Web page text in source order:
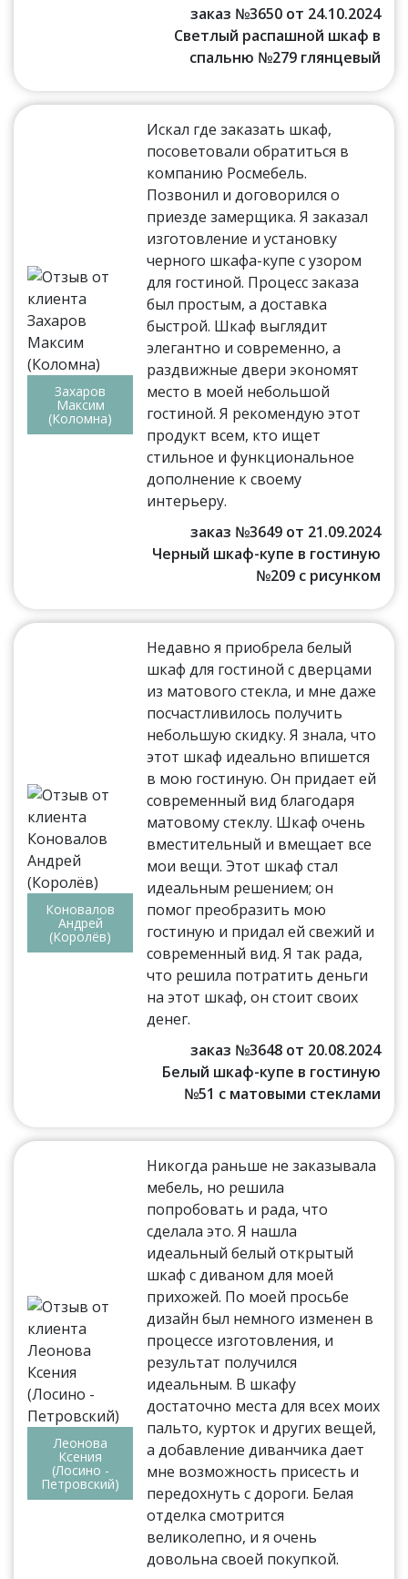
заказ №3650 от 24.10.2024
Светлый распашной шкаф в
спальню №279 глянцевый
Захаров
Максим
(Коломна)
Искал где заказать шкаф,
посоветовали обратиться в
компанию Росмебель.
Позвонил и договорился о
приезде замерщика. Я заказал
изготовление и установку
черного шкафа-купе с узором
для гостиной. Процесс заказа
был простым, а доставка
быстрой. Шкаф выглядит
элегантно и современно, а
раздвижные двери экономят
место в моей небольшой
гостиной. Я рекомендую этот
продукт всем, кто ищет
стильное и функциональное
дополнение к своему
интерьеру.
заказ №3649 от 21.09.2024
Черный шкаф-купе в гостиную
№209 с рисунком
Коновалов
Андрей
(Королёв)
Недавно я приобрела белый
шкаф для гостиной с дверцами
из матового стекла, и мне даже
посчастливилось получить
небольшую скидку. Я знала, что
этот шкаф идеально впишется
в мою гостиную. Он придает ей
современный вид благодаря
матовому стеклу. Шкаф очень
вместительный и вмещает все
мои вещи. Этот шкаф стал
идеальным решением; он
помог преобразить мою
гостиную и придал ей свежий и
современный вид. Я так рада,
что решила потратить деньги
на этот шкаф, он стоит своих
денег.
заказ №3648 от 20.08.2024
Белый шкаф-купе в гостиную
№51 с матовыми стеклами
Леонова
Ксения
(Лосино -
Петровский)
Никогда раньше не заказывала
мебель, но решила
попробовать и рада, что
сделала это. Я нашла
идеальный белый открытый
шкаф с диваном для моей
прихожей. По моей просьбе
дизайн был немного изменен в
процессе изготовления, и
результат получился
идеальным. В шкафу
достаточно места для всех моих
пальто, курток и других вещей,
а добавление диванчика дает
мне возможность присесть и
передохнуть с дороги. Белая
отделка смотрится
великолепно, и я очень
довольна своей покупкой.